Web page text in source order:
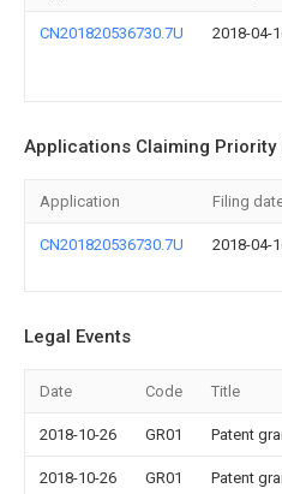
CN201820536730.7U 2018-04-
Applications Claiming Priority
Application Filing
CN201820536730.7U 2018-04-
Legal Events
Date Code Title
2018-10-26 GR01 Patent
2018-10-26 GR01 Patent